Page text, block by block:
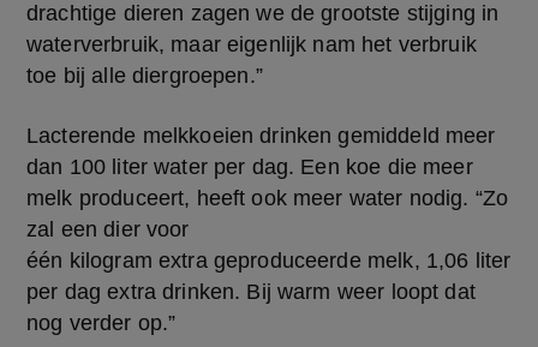
drachtige dieren zagen we de grootste stijging in
waterverbruik, maar eigenlijk nam het verbruik
toe bij alle diergroepen.”
Lacterende melkkoeien drinken gemiddeld meer
dan 100 liter water per dag. Een koe die meer
melk produceert, heeft ook meer water nodig. “Zo
zal een dier voor
één kilogram extra geproduceerde melk, 1,06 liter
per dag extra drinken. Bij warm weer loopt dat
nog verder op.”